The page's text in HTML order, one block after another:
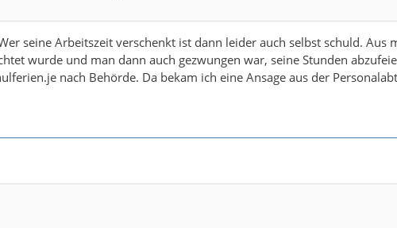
seine Arbeitszeit verschenkt ist dann leider auch selbst schuld. Aus
wurde und man dann auch gezwungen war, seine Stunden
nach Behörde. Da bekam ich eine Ansage aus der